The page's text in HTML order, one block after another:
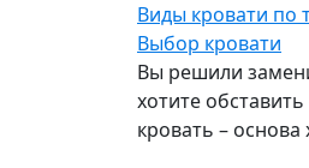
Виды кровати по
Выбор кровати
Вы решили
хотите
кровать –